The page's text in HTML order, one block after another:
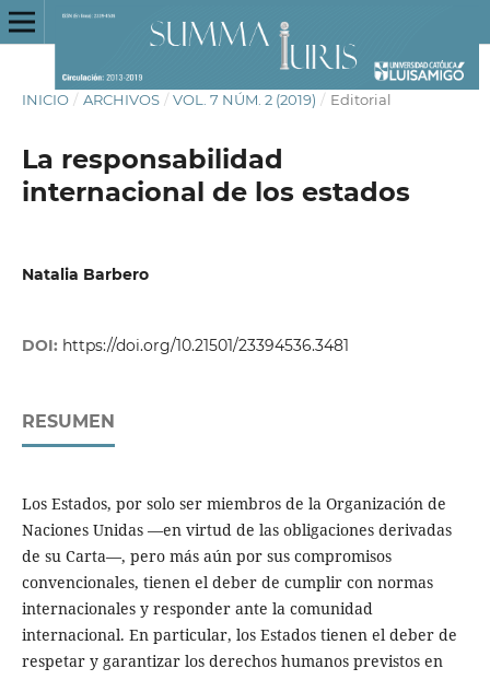
INICIO / ARCHIVOS / VOL. 7 NÚM. 2 (2019) / Editorial
La responsabilidad
internacional de los estados
Natalia Barbero
DOI: https://doi.org/10.21501/23394536.3481
RESUMEN
Los Estados, por solo ser miembros de la Organización de
Naciones Unidas —en virtud de las obligaciones derivadas
de su Carta—, pero más aún por sus compromisos
convencionales, tienen el deber de cumplir con normas
internacionales y responder ante la comunidad
internacional. En particular, los Estados tienen el deber de
respetar y garantizar los derechos humanos previstos en